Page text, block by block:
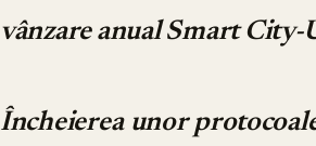
vânzare anual Smart City-
Încheierea unor